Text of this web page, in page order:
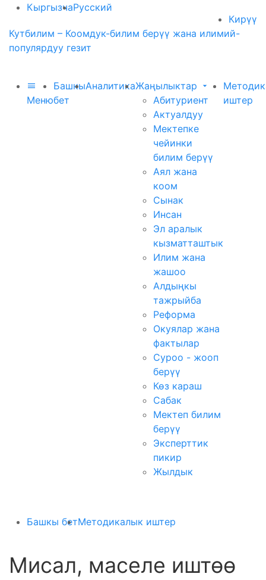
КыргызчаРусский
Кирүү
Кутбилим – Коомдук-билим берүү жана илимий-
популярдуу гезит
Меню
Башкы
бет
АналитикаЖаңылыктар
Абитуриент
Актуалдуу
Мектепке
чейинки
билим берүү
Аял жана
коом
Сынак
Инсан
Эл аралык
кызматташтык
Илим жана
жашоо
Алдыңкы
тажрыйба
Реформа
Окуялар жана
фактылар
Суроо - жооп
берүү
Көз караш
Сабак
Мектеп билим
берүү
Эксперттик
пикир
Жылдык
иштер
Башкы бетМетодикалык иштер
Мисал, маселе иштөө